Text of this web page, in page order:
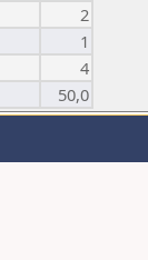
2
1
4
50,0